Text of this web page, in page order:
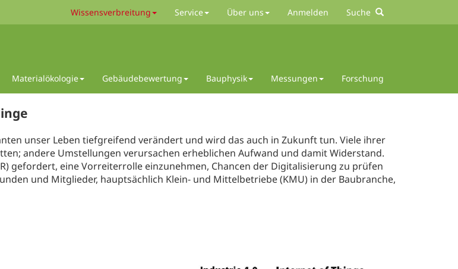
Wissensverbreitung Service Über uns Anmelden Suche
Materialökologie Gebäudebewertung Bauphysik Messungen Forschung
unser Leben tiefgreifend verändert und wird das auch in Zukunft tun. Viele ihrer
andere Umstellungen verursachen erheblichen Aufwand und damit Widerstand.
gefordert, eine Vorreiterrolle einzunehmen, Chancen der Digitalisierung zu prüfen
und Mitglieder, hauptsächlich Klein- und Mittelbetriebe (KMU) in der Baubranche,